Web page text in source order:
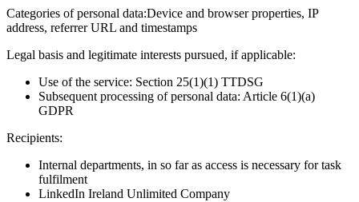
Categories of personal data:Device and browser properties, IP
address, referrer URL and timestamps
Legal basis and legitimate interests pursued, if applicable:
Use of the service: Section 25(1)(1) TTDSG
Subsequent processing of personal data: Article 6(1)(a)
GDPR
Recipients:
Internal departments, in so far as access is necessary for task
fulfilment
LinkedIn Ireland Unlimited Company